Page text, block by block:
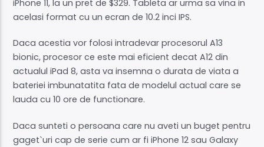
iPhone 11, la un pret de $329. Tableta ar urma sa vina in
acelasi format cu un ecran de 10.2 inci IPS.
Daca acestia vor folosi intradevar procesorul A13
bionic, procesor ce este mai eficient decat A12 din
actualul iPad 8, asta va insemna o durata de viata a
bateriei imbunatatita fata de modelul actual care se
lauda cu 10 ore de functionare.
Daca sunteti o persoana care nu aveti un buget pentru
gaget`uri cap de serie cum ar fi iPhone 12 sau Galaxy